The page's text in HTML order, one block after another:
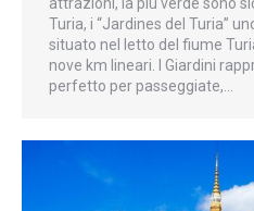
Turia, i “Jardines del Turia”
situato nel letto del fiume
nove km lineari. I Giardini
perfetto per passeggiate,…